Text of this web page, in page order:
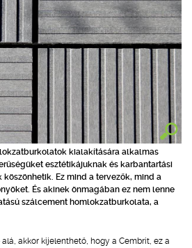
kialakítására alkalmas
esztétikájuknak és karbantartási
Ez mind a tervezők, mind a
És akinek önmagában ez nem lenne
szálcement homlokzatburkolata, a
akkor kijelenthető, hogy a Cembrit, ez a